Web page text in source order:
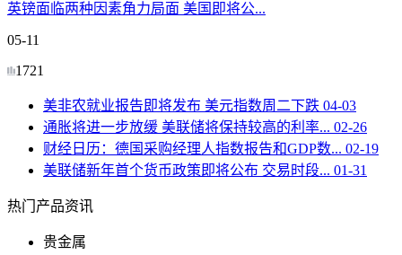
英镑面临两种因素角力局面 美国即将公...
05-11
1721
美非农就业报告即将发布 美元指数周二下跌 04-03
通胀将进一步放缓 美联储将保持较高的利率... 02-26
财经日历：德国采购经理人指数报告和GDP数... 02-19
美联储新年首个货币政策即将公布 交易时段... 01-31
热门产品资讯
贵金属